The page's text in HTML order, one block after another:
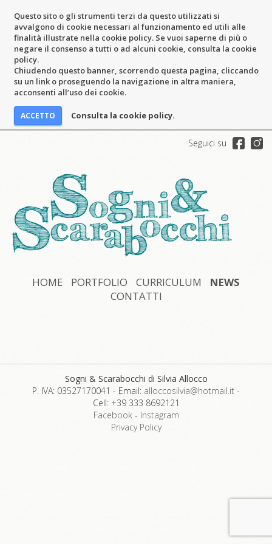
Questo sito o gli strumenti terzi da questo utilizzati si
avvalgono di cookie necessari al funzionamento ed utili alle
finalità illustrate nella cookie policy. Se vuoi saperne di più o
negare il consenso a tutti o ad alcuni cookie, consulta la cookie
policy.
Chiudendo questo banner, scorrendo questa pagina, cliccando
su un link o proseguendo la navigazione in altra maniera,
acconsenti all’uso dei cookie.
Consulta la cookie policy.
Seguici su
HOME PORTFOLIO CURRICULUM
NEWS
CONTATTI
Sogni & Scarabocchi di Silvia Allocco
P. IVA: 03527170041 - Email: alloccosilvia@hotmail.it -
Cell: +39 333 8692121
Facebook- Instagram
Privacy Policy